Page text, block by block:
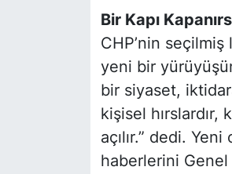
Bir Kapı
CHP’nin
yeni bir
bir siyaset,
kişisel hırslardır,
açılır.” dedi. Yeni
haberlerini Genel
YEREL HABER
Haberde insan